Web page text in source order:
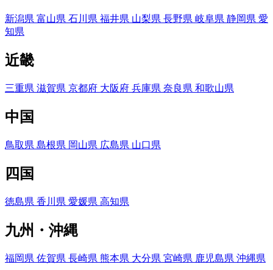
新潟県 富山県 石川県 福井県 山梨県 長野県 岐阜県 静岡県 愛
知県
近畿
三重県 滋賀県 京都府 大阪府 兵庫県 奈良県 和歌山県
中国
鳥取県 島根県 岡山県 広島県 山口県
四国
徳島県 香川県 愛媛県 高知県
九州・沖縄
福岡県 佐賀県 長崎県 熊本県 大分県 宮崎県 鹿児島県 沖縄県